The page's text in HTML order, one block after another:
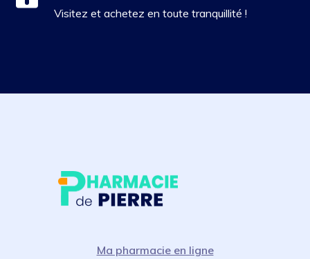
Visitez et achetez en toute tranquillité !
Ma pharmacie en ligne